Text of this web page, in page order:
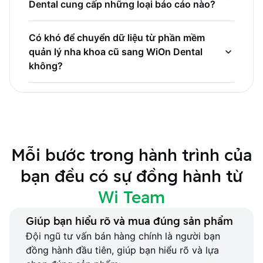
thông tin khách hàng.
Dental cung cấp những loại báo cáo nào?
Phần mềm nha khoa online WiOn Dental có
thể tạo ra các báo cáo về nhân khẩu học
của bệnh nhân, lịch sử điều trị, thu chi,
của từng chi nhánh,... hỗ trợ phòng khám
Có khó để chuyển dữ liệu từ phần mềm
quản lý nha khoa cũ sang WiOn Dental
không?
WiOn cung cấp dịch vụ hỗ trợ chuyển đổi
liệu quan trọng.
Mỗi bước trong hành trình của
bạn đều có sự đồng hành từ
Wi Team
Giúp bạn hiểu rõ và mua đúng sản phẩm
Đội ngũ tư vấn bán hàng chính là người bạn
đồng hành đầu tiên, giúp bạn hiểu rõ và lựa